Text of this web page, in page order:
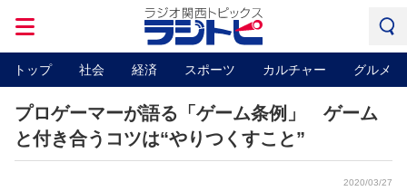
トップ 社会 経済 スポーツ カルチャー グルメ
プロゲーマーが語る「ゲーム条例」 ゲーム
と付き合うコツは“やりつくすこと”
2020/03/27